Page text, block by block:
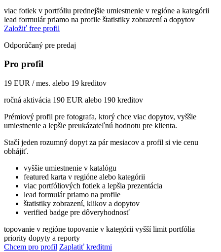
viac fotiek v portfóliu prednejšie umiestnenie v regióne a kategórii
lead formulár priamo na profile štatistiky zobrazení a dopytov
Založiť free profil
Odporúčaný pre predaj
Pro profil
19 EUR / mes. alebo 19 kreditov
ročná aktivácia 190 EUR alebo 190 kreditov
Prémiový profil pre fotografa, ktorý chce viac dopytov, vyššie
umiestnenie a lepšie preukázateľnú hodnotu pre klienta.
Stačí jeden rozumný dopyt za pár mesiacov a profil si vie cenu
obhájiť.
vyššie umiestnenie v katalógu
featured karta v regióne alebo kategórii
viac portfóliových fotiek a lepšia prezentácia
lead formulár priamo na profile
štatistiky zobrazení, klikov a dopytov
verified badge pre dôveryhodnosť
topovanie v regióne topovanie v kategórii vyšší limit portfólia
priority dopyty a reporty
Chcem pro profil Zaplatiť kreditmi